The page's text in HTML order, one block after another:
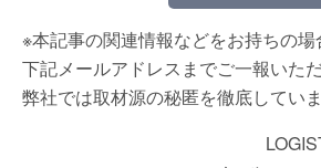
※本記事の関連情報などをお持ちの
下記メールアドレスまでご一報いた
弊社では取材源の秘匿を徹底していま